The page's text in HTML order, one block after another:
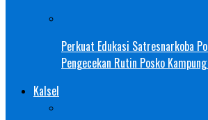
Perkuat Edukasi Satresnarkoba
Pengecekan Rutin Posko
Kalsel